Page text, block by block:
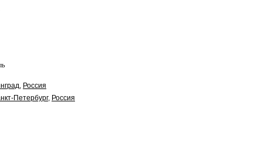
, Россия
Петербург, Россия